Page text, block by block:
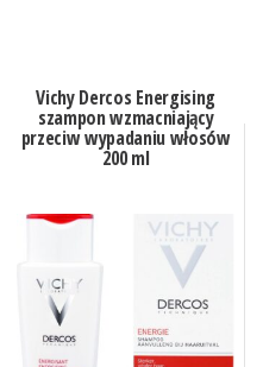
Vichy Dercos Energising
szampon wzmacniający
przeciw wypadaniu włosów
200 ml